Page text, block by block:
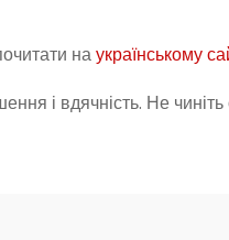
наукраїнському
і вдячність. Не